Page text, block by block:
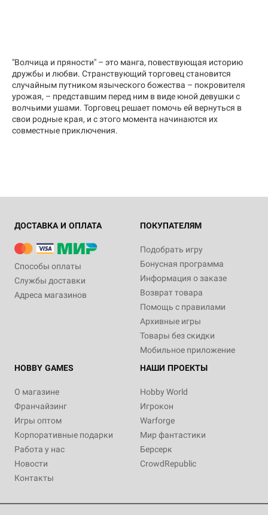
"Волчица и пряности" – это манга, повествующая историю
дружбы и любви. Странствующий торговец становится
случайным путником языческого божества – покровителя
урожая, – представшим перед ним в виде юной девушки с
волчьими ушами. Торговец решает помочь ей вернуться в
свои родные края, и с этого момента начинаются их
совместные приключения.
ДОСТАВКА И ОПЛАТА
Способы оплаты
Службы доставки
Адреса магазинов
ПОКУПАТЕЛЯМ
Подобрать игру
Бонусная программа
Информация о заказе
Возврат товара
Помощь с правилами
Архивные игры
Товары без скидки
Мобильное приложение
HOBBY GAMES
О магазине
Франчайзинг
Игры оптом
Корпоративные подарки
Работа у нас
Новости
Контакты
НАШИ ПРОЕКТЫ
Hobby World
Игрокон
Warforge
Мир фантастики
Берсерк
CrowdRepublic